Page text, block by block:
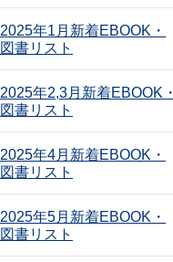
2025年1月新着EBOOK・
図書リスト
2025年2,3月新着EBOOK・
図書リスト
2025年4月新着EBOOK・
図書リスト
2025年5月新着EBOOK・
図書リスト